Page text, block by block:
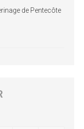
de Pentecôte